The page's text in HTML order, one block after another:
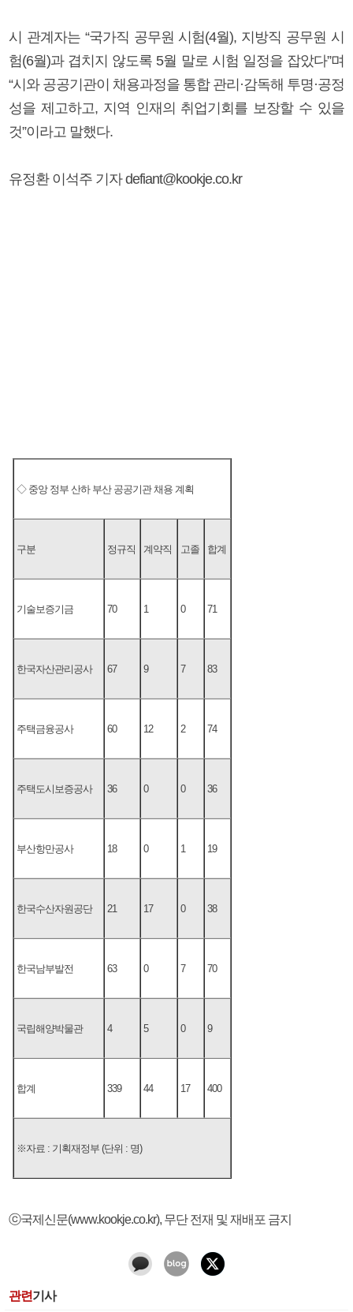
시 관계자는 “국가직 공무원 시험(4월), 지방직 공무원 시
험(6월)과 겹치지 않도록 5월 말로 시험 일정을 잡았다”며
“시와 공공기관이 채용과정을 통합 관리·감독해 투명·공정
성을 제고하고, 지역 인재의 취업기회를 보장할 수 있을
것”이라고 말했다.
유정환 이석주 기자 defiant@kookje.co.kr
◇ 중앙 정부 산하 부산 공공기관 채용 계획
구분 정규직 계약직 고졸 합계
기술보증기금 70 1 0 71
한국자산관리공사 67 9 7 83
주택금융공사 60 12 2 74
주택도시보증공사 36 0 0 36
부산항만공사 18 0 1 19
한국수산자원공단 21 17 0 38
한국남부발전 63 0 7 70
국립해양박물관 4 5 0 9
합계 339 44 17 400
※자료 : 기획재정부 (단위 : 명)
ⓒ국제신문(www.kookje.co.kr), 무단 전재 및 재배포 금지
관련기사